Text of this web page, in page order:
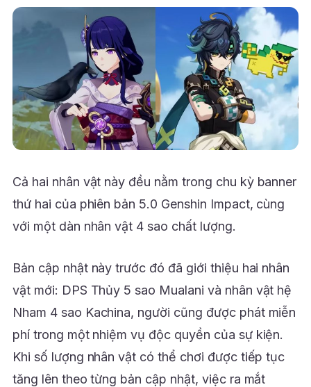
Cả hai nhân vật này đều nằm trong chu kỳ banner
thứ hai của phiên bản 5.0 Genshin Impact, cùng
với một dàn nhân vật 4 sao chất lượng.
Bản cập nhật này trước đó đã giới thiệu hai nhân
vật mới: DPS Thủy 5 sao Mualani và nhân vật hệ
Nham 4 sao Kachina, người cũng được phát miễn
phí trong một nhiệm vụ độc quyền của sự kiện.
Khi số lượng nhân vật có thể chơi được tiếp tục
tăng lên theo từng bản cập nhật, việc ra mắt